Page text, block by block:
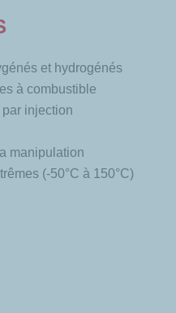
et hydrogénés
à combustible
injection
manipulation
(-50°C à 150°C)